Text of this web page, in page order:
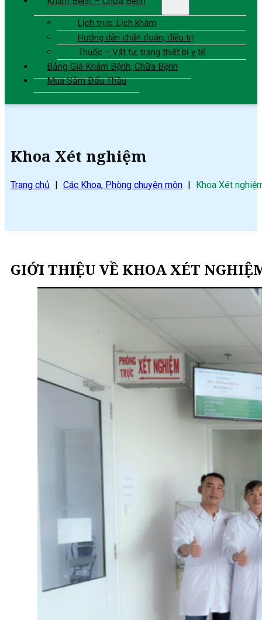
Lịch trực, Lịch khám
Hướng dẫn chẩn đoán, điều trị
Thuốc – Vật tư, trang thiết bị y tế
Bảng Giá Khám Bệnh, Chữa Bệnh
Mua Sắm Đấu Thầu
Khoa Xét nghiệm
Trang chủ Các Khoa, Phòng chuyên môn Khoa Xét
GIỚI THIỆU VỀ KHOA XÉT